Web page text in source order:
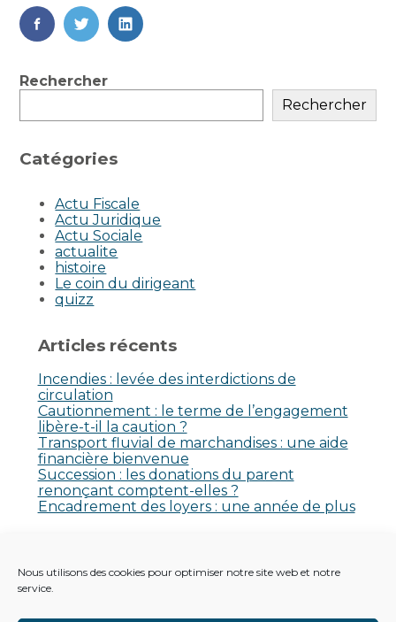
Nous utilisons des cookies pour optimiser notre site web et notre
service.
FaceBook
TwitterLinkedIn
Blog
Rechercher
Rechercher
Catégories
Actu Fiscale
Actu Juridique
Actu Sociale
actualite
histoire
Le coin du dirigeant
quizz
Articles récents
Incendies : levée des interdictions de
circulation
Cautionnement : le terme de l’engagement
libère-t-il la caution ?
Transport fluvial de marchandises : une aide
financière bienvenue
Succession : les donations du parent
renonçant comptent-elles ?
Encadrement des loyers : une année de plus
Aucun commentaire à afficher.